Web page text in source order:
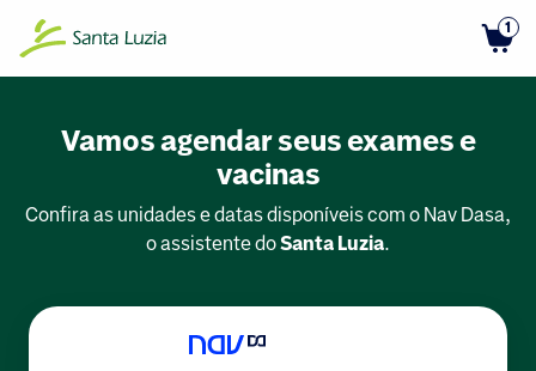
1
Vamos agendar seus exames e
vacinas
Confira as unidades e datas disponíveis com o Nav Dasa,
o assistente doSanta Luzia.